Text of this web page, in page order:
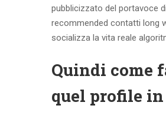
pubblicizzato del portavoce
recommended contatti long
socializza la vita reale
Quindi come
quel profile